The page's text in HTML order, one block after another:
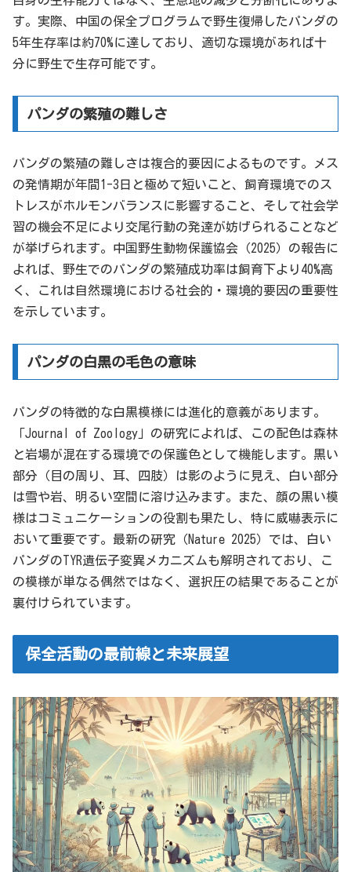
す。実際、中国の保全プログラムで野生復帰したパンダの
5年生存率は約70%に達しており、適切な環境があれば十
分に野生で生存可能です。
パンダの繁殖の難しさ
パンダの繁殖の難しさは複合的要因によるものです。メス
の発情期が年間1-3日と極めて短いこと、飼育環境でのス
トレスがホルモンバランスに影響すること、そして社会学
習の機会不足により交尾行動の発達が妨げられることなど
が挙げられます。中国野生動物保護協会（2025）の報告に
よれば、野生でのパンダの繁殖成功率は飼育下より40%高
く、これは自然環境における社会的・環境的要因の重要性
を示しています。
パンダの白黒の毛色の意味
パンダの特徴的な白黒模様には進化的意義があります。
「Journal of Zoology」の研究によれば、この配色は森林
と岩場が混在する環境での保護色として機能します。黒い
部分（目の周り、耳、四肢）は影のように見え、白い部分
は雪や岩、明るい空間に溶け込みます。また、顔の黒い模
様はコミュニケーションの役割も果たし、特に威嚇表示に
おいて重要です。最新の研究（Nature 2025）では、白い
パンダのTYR遺伝子変異メカニズムも解明されており、こ
の模様が単なる偶然ではなく、選択圧の結果であることが
裏付けられています。
保全活動の最前線と未来展望